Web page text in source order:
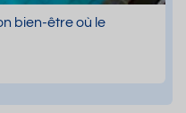
bien-être où le